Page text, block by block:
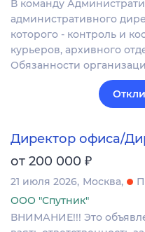
В команду
административного
которого - контроль и
курьеров, архивного
Обязанности
Директор офиса/
от 200 000 ₽
21 июля 2026 Москва
ООО "Спутник"
ВНИМАНИЕ!!! Это